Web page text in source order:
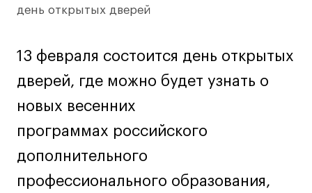
Лайфстайл
Онлайн
Маркетинг и генерация лидов
Искусство
Все программы
день открытых дверей
13 февраля состоится день открытых
дверей, где можно будет узнать о
новых весенних
программах российского
дополнительного
профессионального образования,